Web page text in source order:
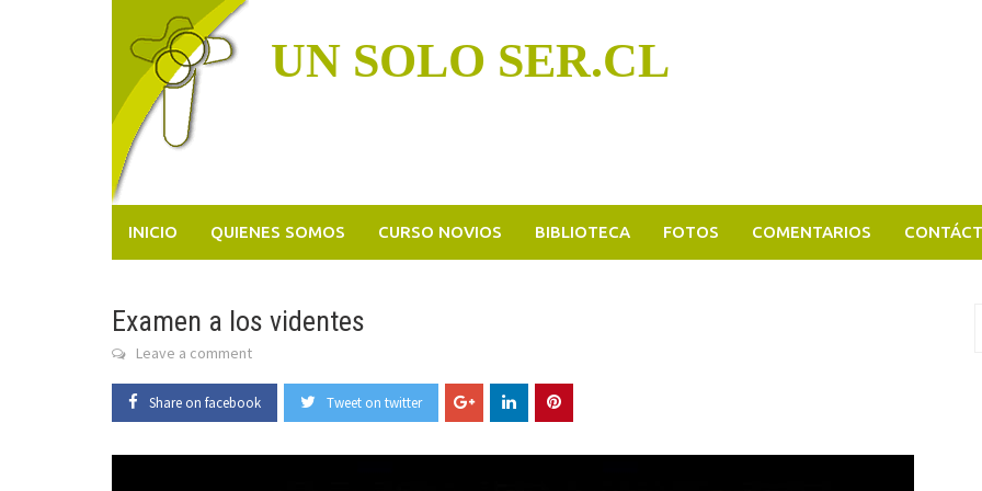
UN SOLO SER.CL
INICIO QUIENES SOMOS CURSO NOVIOS BIBLIOTECA FOTOS COMENTARIOS
Examen a los videntes
Leave a comment
Share on facebook Tweet on twitter